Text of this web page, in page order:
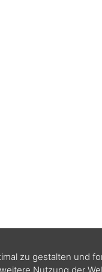
zu gestalten und